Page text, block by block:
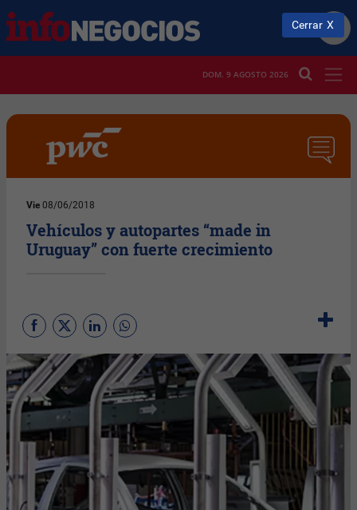
DOM. 9 AGOSTO 2026
Vie 08/06/2018
Vehículos y autopartes “made in
Uruguay” con fuerte crecimiento
Cerrar